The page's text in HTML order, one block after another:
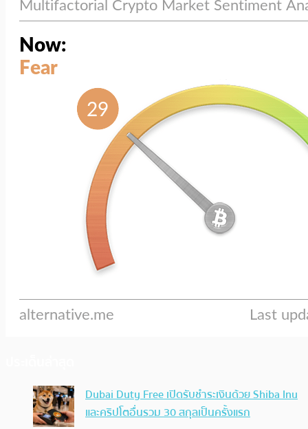
Dubai Duty Free เปิดรับชำระเงินด้วย Shiba Inu
และคริปโตอื่นรวม 30 สกุลเป็นครั้งแรก